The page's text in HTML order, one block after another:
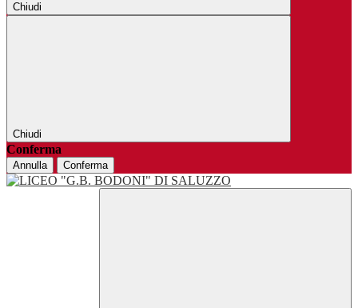
Chiudi
Chiudi
Conferma
Annulla Conferma